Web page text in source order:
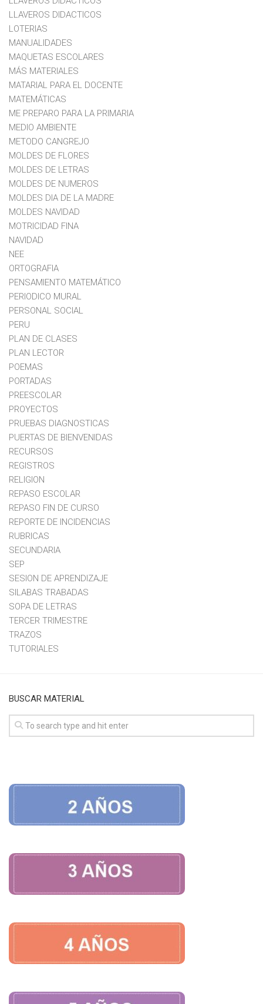
LLAVEROS DIDACTICOS
LOTERIAS
MANUALIDADES
MAQUETAS ESCOLARES
MÁS MATERIALES
MATARIAL PARA EL DOCENTE
MATEMÁTICAS
ME PREPARO PARA LA PRIMARIA
MEDIO AMBIENTE
METODO CANGREJO
MOLDES DE FLORES
MOLDES DE LETRAS
MOLDES DE NUMEROS
MOLDES DIA DE LA MADRE
MOLDES NAVIDAD
MOTRICIDAD FINA
NAVIDAD
NEE
ORTOGRAFIA
PENSAMIENTO MATEMÁTICO
PERIODICO MURAL
PERSONAL SOCIAL
PERU
PLAN DE CLASES
PLAN LECTOR
POEMAS
PORTADAS
PREESCOLAR
PROYECTOS
PRUEBAS DIAGNOSTICAS
PUERTAS DE BIENVENIDAS
RECURSOS
REGISTROS
RELIGION
REPASO ESCOLAR
REPASO FIN DE CURSO
REPORTE DE INCIDENCIAS
RUBRICAS
SECUNDARIA
SEP
SESION DE APRENDIZAJE
SILABAS TRABADAS
SOPA DE LETRAS
TERCER TRIMESTRE
TRAZOS
TUTORIALES
BUSCAR MATERIAL